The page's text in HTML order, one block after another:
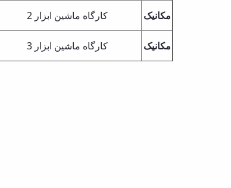
کارگاه ماشین ابزار 2 مکانیک
کارگاه ماشین ابزار 3 مکانیک